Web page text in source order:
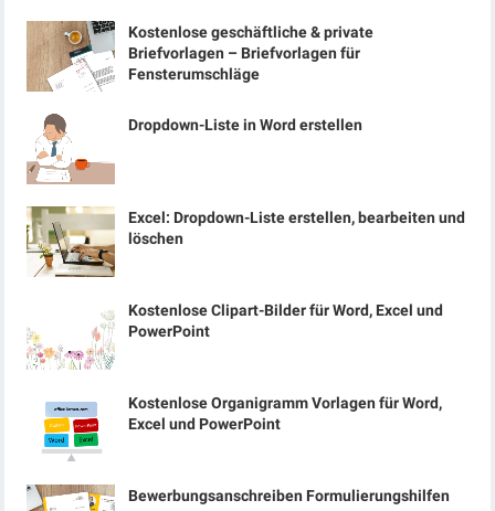
Kostenlose geschäftliche & private
Briefvorlagen – Briefvorlagen für
Fensterumschläge
Dropdown-Liste in Word erstellen
Excel: Dropdown-Liste erstellen, bearbeiten und
löschen
Kostenlose Clipart-Bilder für Word, Excel und
PowerPoint
Kostenlose Organigramm Vorlagen für Word,
Excel und PowerPoint
Bewerbungsanschreiben Formulierungshilfen